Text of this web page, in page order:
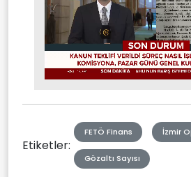
Mute Stream
Etiketler:
FETÖ Finans İzmir
Gözaltı Sayısı